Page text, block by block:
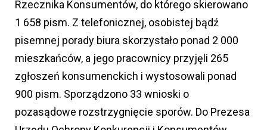
Rzecznika Konsumentów, do którego skierowano
1 658 pism. Z telefonicznej, osobistej bądź
pisemnej porady biura skorzystało ponad 2 000
mieszkańców, a jego pracownicy przyjęli 265
zgłoszeń konsumenckich i wystosowali ponad
900 pism. Sporządzono 33 wnioski o
pozasądowe rozstrzygnięcie sporów. Do Prezesa